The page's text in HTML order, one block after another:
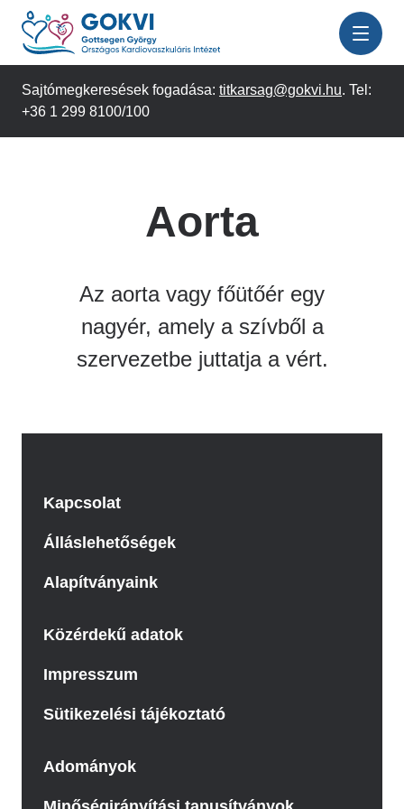
Ugrás
tartalomra
Sajtómegkeresések fogadása: titkarsag@gokvi.hu. Tel:
+36 1 299 8100/100
Aorta
Az aorta vagy főütőér egy
nagyér, amely a szívből a
szervezetbe juttatja a vért.
Kapcsolat
Álláslehetőségek
Alapítványaink
Közérdekű adatok
Impresszum
Sütikezelési tájékoztató
Adományok